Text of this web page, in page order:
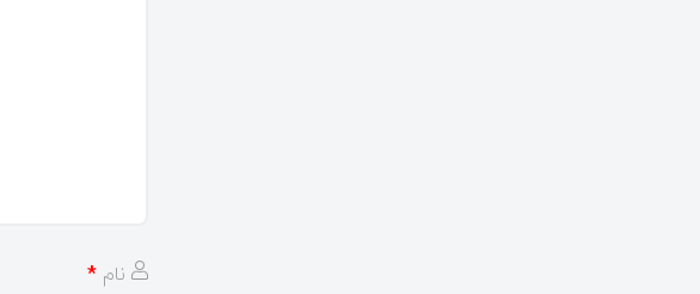
نام *